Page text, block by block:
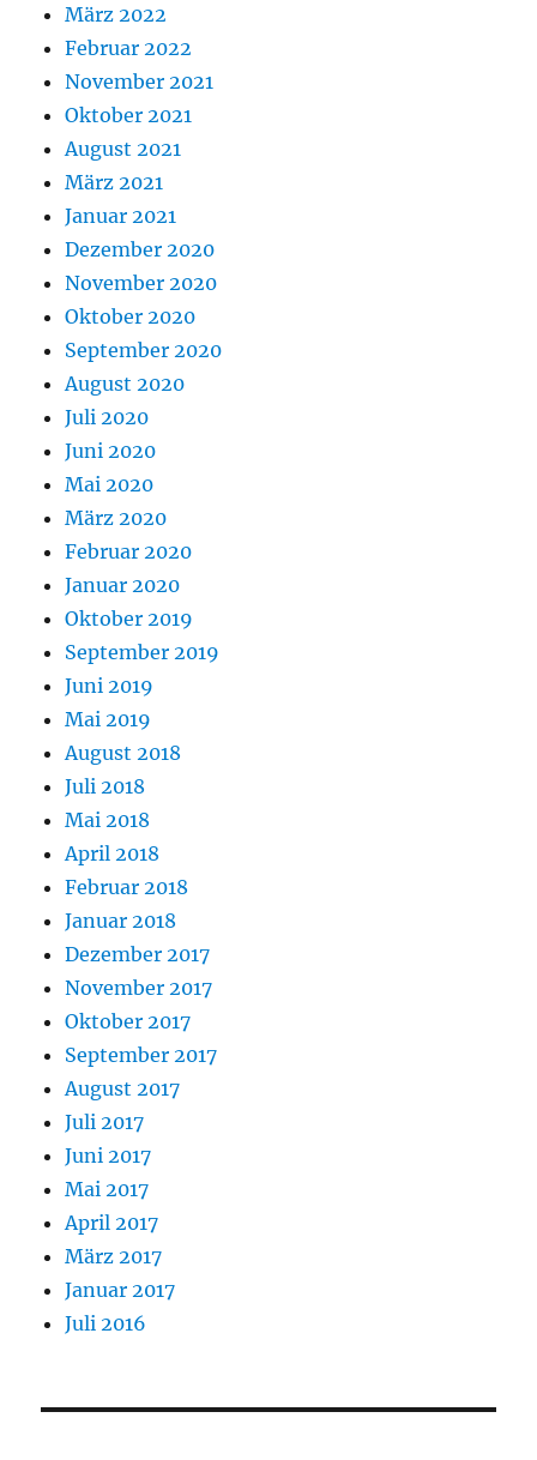
März 2022
Februar 2022
November 2021
Oktober 2021
August 2021
März 2021
Januar 2021
Dezember 2020
November 2020
Oktober 2020
September 2020
August 2020
Juli 2020
Juni 2020
Mai 2020
März 2020
Februar 2020
Januar 2020
Oktober 2019
September 2019
Juni 2019
Mai 2019
August 2018
Juli 2018
Mai 2018
April 2018
Februar 2018
Januar 2018
Dezember 2017
November 2017
Oktober 2017
September 2017
August 2017
Juli 2017
Juni 2017
Mai 2017
April 2017
März 2017
Januar 2017
Juli 2016